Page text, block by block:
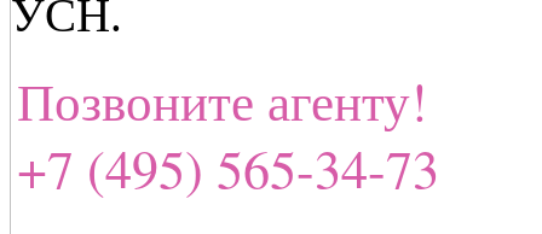
УСН.
Позвоните агенту!
+7 (495) 565-34-73